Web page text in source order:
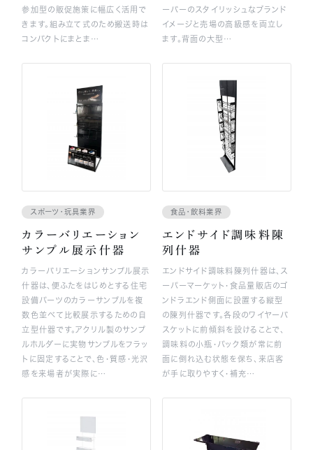
参加型の販促施策に幅広く活用で
きます。組み立て式のため搬送時は
コンパクトにまとま…
ーバーのスタイリッシュなブランド
イメージと売場の高級感を両立し
ます。背面の大型…
スポーツ・玩具業界
カラーバリエーション
サンプル展示什器
カラーバリエーションサンプル展示
什器は、便ふたをはじめとする住宅
設備パーツのカラーサンプルを複
数色並べて比較展示するための自
立型什器です。アクリル製のサンプ
ルホルダーに実物サンプルをフラッ
トに固定することで、色・質感・光沢
感を来場者が実際に…
食品・飲料業界
エンドサイド調味料陳
列什器
エンドサイド調味料陳列什器は、ス
ーパーマーケット・食品量販店のゴ
ンドラエンド側面に設置する縦型
の陳列什器です。各段のワイヤーバ
スケットに前傾斜を設けることで、
調味料の小瓶・パック類が常に前
面に倒れ込む状態を保ち、来店客
が手に取りやすく・補充…